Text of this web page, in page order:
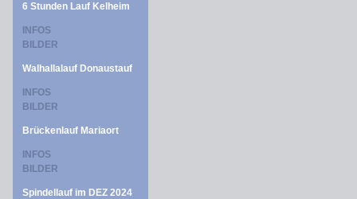
6 Stunden Lauf Kelheim
INFOS
BILDER
Walhallalauf Donaustauf
INFOS
BILDER
Brückenlauf Mariaort
INFOS
BILDER
Spindellauf im DEZ 2024